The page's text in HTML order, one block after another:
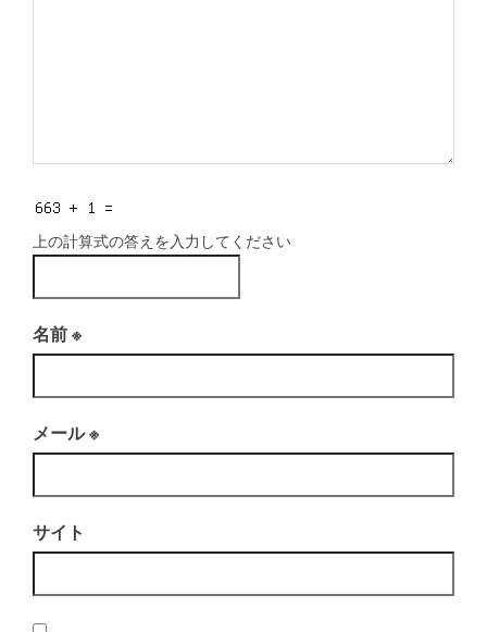
上の計算式の答えを入力してください
名前※
メール※
サイト